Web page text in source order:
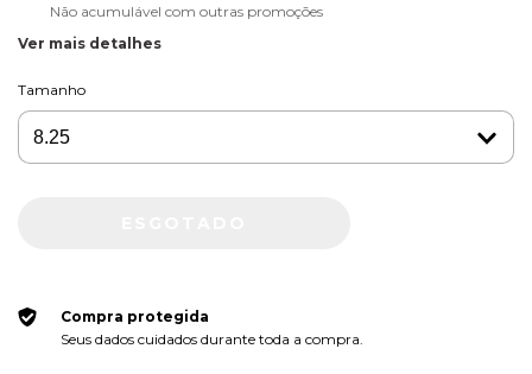
Não acumulável com outras promoções
Ver mais detalhes
Tamanho
Compra protegida
Seus dados cuidados durante toda a compra.